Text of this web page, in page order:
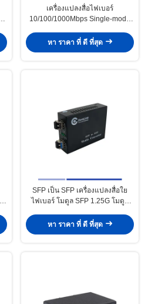
เครื่องแปลงสื่อไฟเบอร์
10/100/1000Mbps Single-mode
20KM
หา ราคา ที่ ดี ที่สุด
SFP เป็น SFP เครื่องแปลงสื่อใย
ไฟเบอร์ โมดูล SFP 1.25G โมดูล
SFP แบบคู่
หา ราคา ที่ ดี ที่สุด